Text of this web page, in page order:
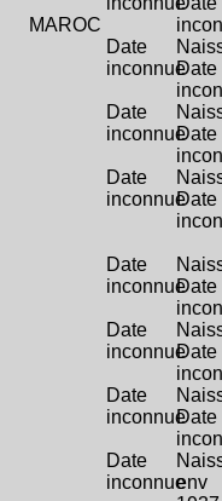
MAROC
Date
inconnueDate
Date
inconnueDate
Date
inconnueDate
Date
inconnueDate
Date
inconnueDate
Date
inconnueDate
Date
inconnueenv